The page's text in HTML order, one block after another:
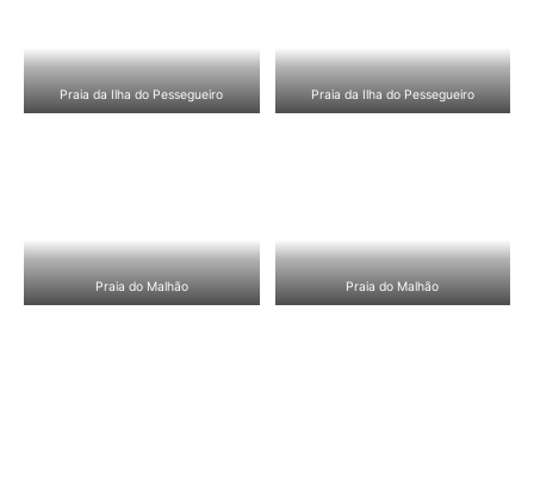
Praia da Ilha do Pessegueiro Praia da Ilha do Pessegueiro
Praia do Malhão Praia do Malhão